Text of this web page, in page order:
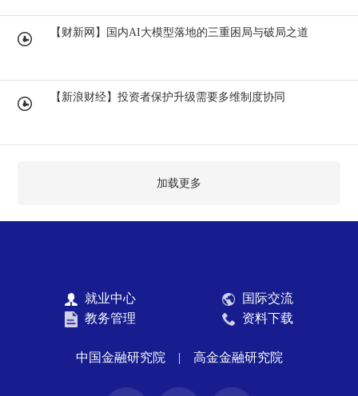
【财新网】国内AI大模型落地的三重困局与破局之道
【新浪财经】投资者保护升级需要多维制度协同
加载更多
就业中心
国际交流
教务管理
资料下载
中国金融研究院 | 高金金融研究院